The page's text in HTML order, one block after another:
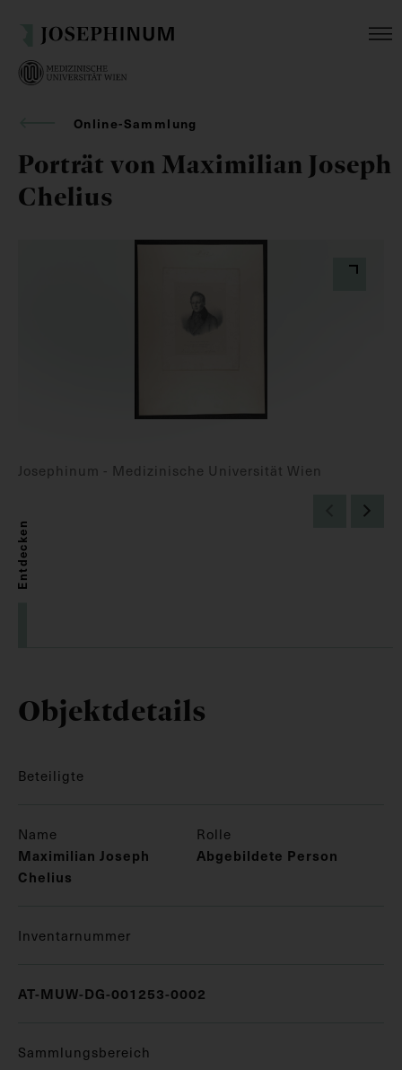
Online-Sammlung
Porträt von Maximilian Joseph
Chelius
Josephinum - Medizinische Universität Wien
Entdecken
Objektdetails
Beteiligte
Name Rolle
Maximilian Joseph
Chelius
Abgebildete Person
Inventarnummer
AT-MUW-DG-001253-0002
Sammlungsbereich